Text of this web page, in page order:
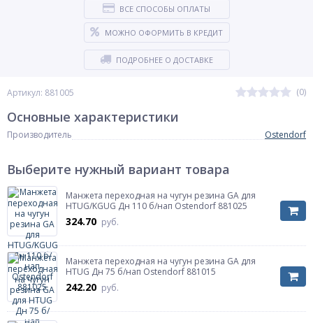
Артикул: 881005 (0)
ВСЕ СПОСОБЫ ОПЛАТЫ
МОЖНО ОФОРМИТЬ В КРЕДИТ
ПОДРОБНЕЕ О ДОСТАВКЕ
Основные характеристики
Производитель Ostendorf
Выберите нужный вариант товара
Манжета переходная на чугун резина GA для
HTUG/KGUG Дн 110 б/нап Ostendorf 881025
324.70 руб.
Манжета переходная на чугун резина GA для
HTUG Дн 75 б/нап Ostendorf 881015
242.20 руб.